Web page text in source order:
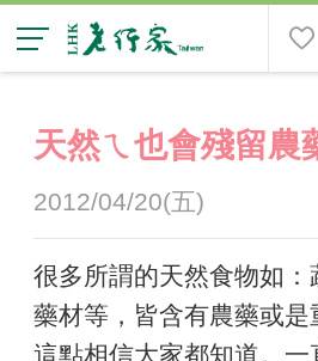
天然ㄟ也會殘留農
2012/04/20(五)
很多所謂的天然食物如：
藥材等，皆含有農藥或是
這點相信大家都知道。一